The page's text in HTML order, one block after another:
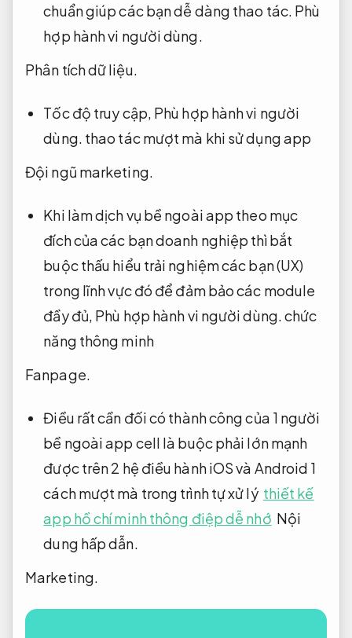
chuẩn giúp các bạn dễ dàng thao tác. Phù
hợp hành vi người dùng.
Phân tích dữ liệu.
Tốc độ truy cập, Phù hợp hành vi người
dùng. thao tác mượt mà khi sử dụng app
Đội ngũ marketing.
Khi làm dịch vụ bề ngoài app theo mục
đích của các bạn doanh nghiệp thì bắt
buộc thấu hiểu trải nghiệm các bạn (UX)
trong lĩnh vực đó để đảm bảo các module
đầy đủ, Phù hợp hành vi người dùng.chức
năng thông minh
Fanpage.
Điều rất cần đối có thành công của 1 người
bề ngoài app cell là buộc phải lớn mạnh
được trên 2 hệ điều hành iOS và Android 1
cách mượt mà trong trình tự xử lý thiết kế
app hồ chí minh thông điệp dễ nhớ Nội
dung hấp dẫn.
Marketing.